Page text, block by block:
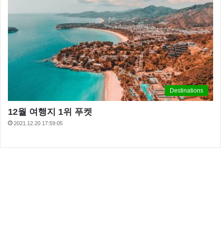
Destinations
12월 여행지 1위 푸켓
2021.12.20 17:59:05